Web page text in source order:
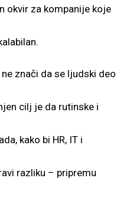
okvir za kompanije koje
znači da se ljudski deo
cilj je da rutinske i
kako bi HR, IT i
razliku – pripremu